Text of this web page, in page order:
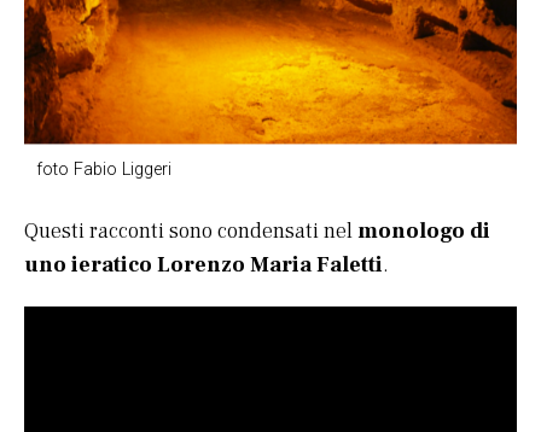
foto Fabio Liggeri
Questi racconti sono condensati nelmonologo di
uno ieratico Lorenzo Maria Faletti.